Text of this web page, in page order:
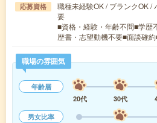
応募資格
職種未経験OK / ブランクOK /
要
■資格・経験・年齢不問■学歴
歴書・志望動機不要■面談確
職場の雰囲気
年齢層
20代
30代
男女比率